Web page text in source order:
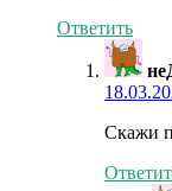
Ответить
Скажи